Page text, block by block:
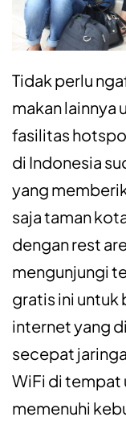
Tidak perlu
makan lainnya
fasilitas
di Indonesia
yang
saja taman
dengan rest
mengunjungi
gratis ini untuk
internet yang
secepat
WiFi di tempat
memenuhi